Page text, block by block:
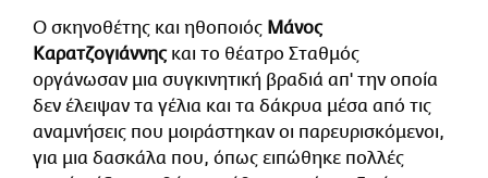
Ο σκηνοθέτης και ηθοποιός Μάνος
Καρατζογιάννηςκαι το θέατρο Σταθμός
οργάνωσαν μια συγκινητική βραδιά απ' την οποία
δεν έλειψαν τα γέλια και τα δάκρυα μέσα από τις
αναμνήσεις που μοιράστηκαν οι παρευρισκόμενοι,
για μια δασκάλα που, όπως ειπώθηκε πολλές